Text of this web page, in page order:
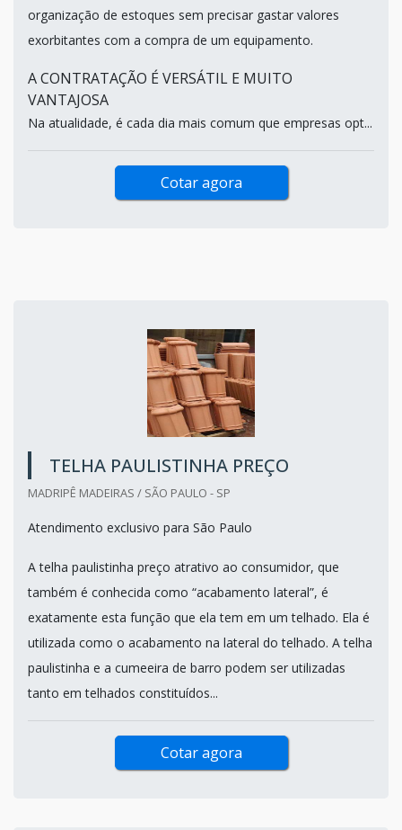
organização de estoques sem precisar gastar valores
exorbitantes com a compra de um equipamento.
A CONTRATAÇÃO É VERSÁTIL E MUITO
VANTAJOSA
Na atualidade, é cada dia mais comum que empresas opt...
Cotar agora
TELHA PAULISTINHA PREÇO
MADRIPÊ MADEIRAS / SÃO PAULO - SP
Atendimento exclusivo para São Paulo
A telha paulistinha preço atrativo ao consumidor, que
também é conhecida como “acabamento lateral”, é
exatamente esta função que ela tem em um telhado. Ela é
utilizada como o acabamento na lateral do telhado. A telha
paulistinha e a cumeeira de barro podem ser utilizadas
tanto em telhados constituídos...
Cotar agora